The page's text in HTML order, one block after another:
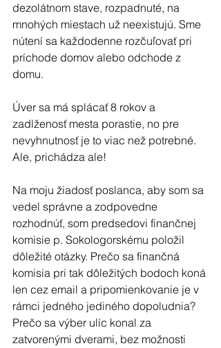
dezolátnom stave, rozpadnuté, na
mnohých miestach už neexistujú. Sme
nútení sa každodenne rozčuľovať pri
príchode domov alebo odchode z
domu.
Úver sa má splácať 8 rokov a
zadlženosť mesta porastie, no pre
nevyhnutnosť je to viac než potrebné.
Ale, prichádza ale!
Na moju žiadosť poslanca, aby som sa
vedel správne a zodpovedne
rozhodnúť, som predsedovi finančnej
komisie p. Sokologorskému položil
dôležité otázky. Prečo sa finančná
komisia pri tak dôležitých bodoch koná
len cez email a pripomienkovanie je v
rámci jedného jediného dopoludnia?
Prečo sa výber ulíc konal za
zatvorenými dverami, bez možnosti